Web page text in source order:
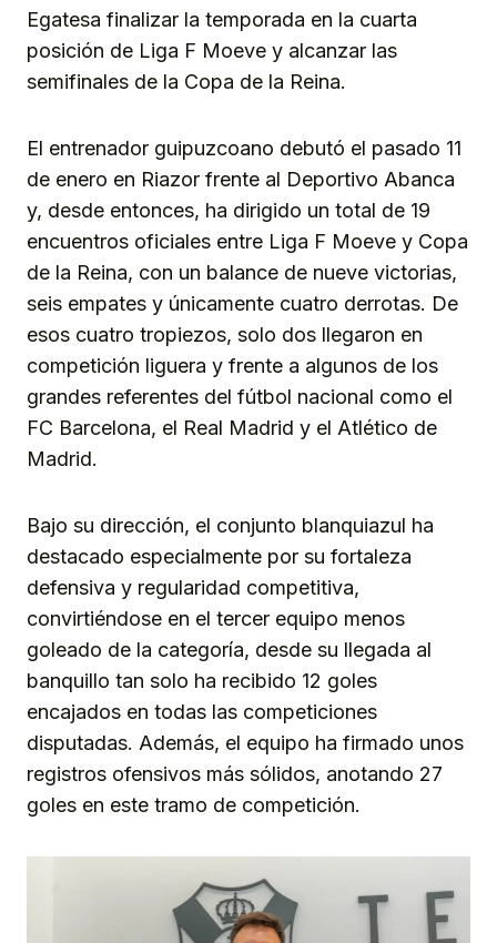
Egatesa finalizar la temporada en la cuarta
posición de Liga F Moeve y alcanzar las
semifinales de la Copa de la Reina.
El entrenador guipuzcoano debutó el pasado 11
de enero en Riazor frente al Deportivo Abanca
y, desde entonces, ha dirigido un total de 19
encuentros oficiales entre Liga F Moeve y Copa
de la Reina, con un balance de nueve victorias,
seis empates y únicamente cuatro derrotas. De
esos cuatro tropiezos, solo dos llegaron en
competición liguera y frente a algunos de los
grandes referentes del fútbol nacional como el
FC Barcelona, el Real Madrid y el Atlético de
Madrid.
Bajo su dirección, el conjunto blanquiazul ha
destacado especialmente por su fortaleza
defensiva y regularidad competitiva,
convirtiéndose en el tercer equipo menos
goleado de la categoría, desde su llegada al
banquillo tan solo ha recibido 12 goles
encajados en todas las competiciones
disputadas. Además, el equipo ha firmado unos
registros ofensivos más sólidos, anotando 27
goles en este tramo de competición.